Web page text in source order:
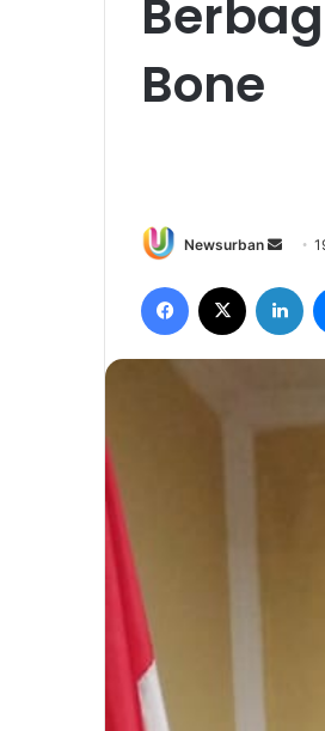
Bone
Newsurban
Send
email
Facebook